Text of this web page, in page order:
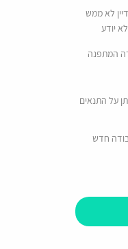
לא ממש
יודע
המתפנה
על התנאים
חדש